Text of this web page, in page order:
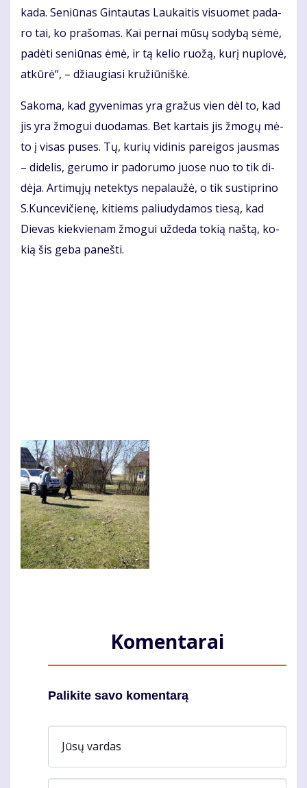
ka­da. Se­niū­nas Gin­tau­tas Lau­kai­tis vi­suo­met pa­da­
ro tai, ko pra­šo­mas. Kai per­nai mū­sų so­dy­bą sė­mė,
pa­dė­ti se­niū­nas ėmė, ir tą ke­lio ruo­žą, ku­rį nu­plo­vė,
at­kū­rė“, – džiau­gia­si kru­žiū­niš­kė.
Sa­ko­ma, kad gy­ve­ni­mas yra gra­žus vien dėl to, kad
jis yra žmo­gui duo­da­mas. Bet kar­tais jis žmo­gų mė­
to į vi­sas pu­ses. Tų, ku­rių vi­di­nis pa­rei­gos jaus­mas
– di­de­lis, ge­ru­mo ir pa­do­ru­mo juo­se nuo to tik di­
dė­ja. Ar­ti­mų­jų ne­tek­tys ne­pa­lau­žė, o tik su­stip­ri­no
S.Kun­ce­vi­čie­nę, ki­tiems pa­liu­dy­da­mos tie­są, kad
Die­vas kiek­vie­nam žmo­gui už­de­da to­kią naš­tą, ko­
kią šis ge­ba pa­neš­ti.
Komentarai
Palikite savo komentarą
Jūsų vardas